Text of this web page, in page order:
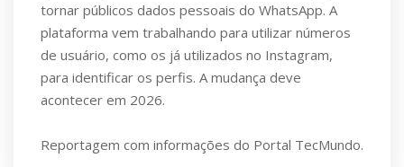
tornar públicos dados pessoais do WhatsApp. A
plataforma vem trabalhando para utilizar números
de usuário, como os já utilizados no Instagram,
para identificar os perfis. A mudança deve
acontecer em 2026.
Reportagem com informações do Portal TecMundo.